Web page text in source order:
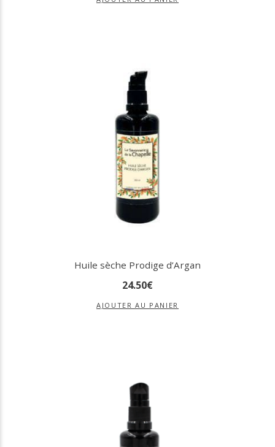
Huile sèche Prodige d’Argan
24.50€
AJOUTER AU PANIER